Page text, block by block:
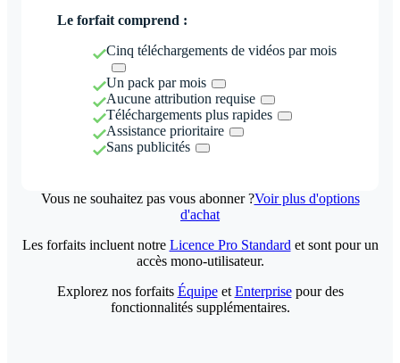
Le forfait comprend :
Cinq téléchargements de vidéos par mois
Un pack par mois
Aucune attribution requise
Téléchargements plus rapides
Assistance prioritaire
Sans publicités
Vous ne souhaitez pas vous abonner ?Voir plus d'options
d'achat
Les forfaits incluent notre Licence Pro Standard et sont pour un
accès mono-utilisateur.
Explorez nos forfaits Équipeet Enterprisepour des
fonctionnalités supplémentaires.